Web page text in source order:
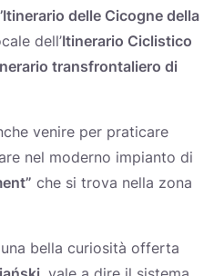
delle Cicogne della
dell’Itinerario Ciclistico
transfrontaliero di
venire per praticare
nel moderno impianto di
che si trova nella zona
bella curiosità offerta